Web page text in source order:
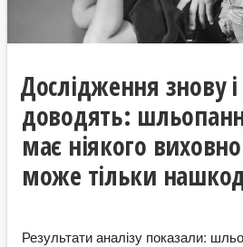
Дослідження знову
доводять:
має ніякого
може тільки
Результати аналізу показали: